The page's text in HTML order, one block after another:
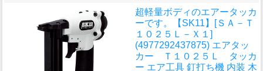
超軽量ボディのエアータッカ
ーです。
【SK11】[ＳＡ－Ｔ
１０２５Ｌ－Ｘ１]
(4977292437875) エアタッ
カー Ｔ１０２５Ｌ タッカ
ー エア工具 釘打ち機 内装 木